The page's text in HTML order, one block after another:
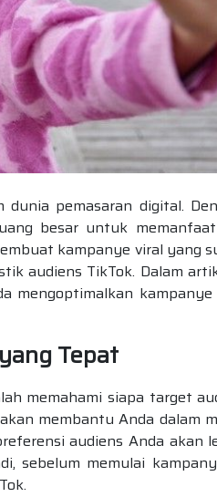
pemasaran digital.
besar untuk
kampanye viral yang
audiens TikTok. Dalam
mengoptimalkan
Tepat
memahami siapa target
membantu Anda dalam
audiens Anda akan
sebelum memulai